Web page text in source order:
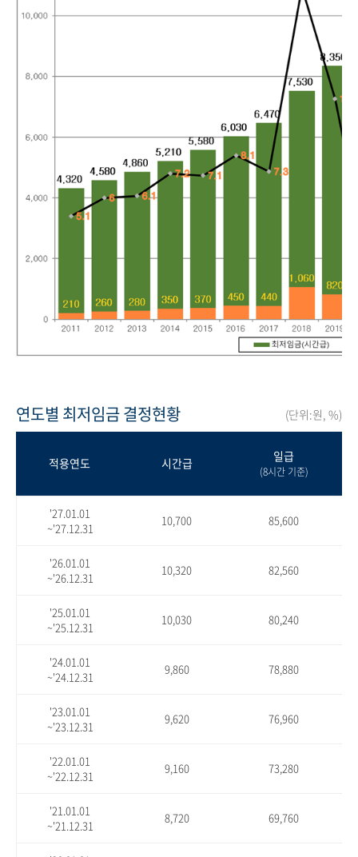
연도별 최저임금 결정현황 (단위:원, %)
적용연도 시간급 일급
(8시간 기준)
'27.01.01
~'27.12.31
10,700 85,600
'26.01.01
~'26.12.31
10,320 82,560
'25.01.01
~'25.12.31
10,030 80,240
'24.01.01
~'24.12.31
9,860 78,880
'23.01.01
~'23.12.31
9,620 76,960
'22.01.01
~'22.12.31
9,160 73,280
'21.01.01
~'21.12.31
8,720 69,760